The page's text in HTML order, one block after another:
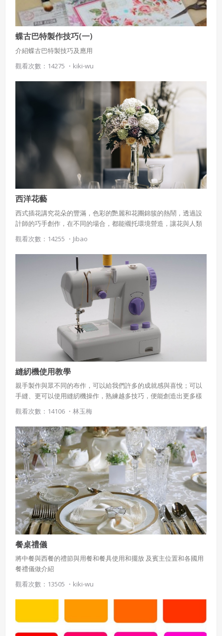
蝶古巴特製作技巧(一)
介紹蝶古巴特製技巧及應用
觀看次數：14275 ・ kiki-wu
西洋花藝
西式插花講究花朵的豐滿，色彩的艷麗和花團錦簇的熱鬧，透過設
計師的巧手創作，在不同的場合，都能襯托環境營造，讓花與人類
觀看次數：14255 ・ Jibao
縫紉機使用教學
親手製作與眾不同的布作，可以給我們許多的成就感與喜悅；可以
手縫、更可以使用縫紉機操作，熟練越多技巧，便能創造出更多樣
的作品形式。 但是剛開始接觸縫紉機的人們，面對一台精細而
陌生的工具，總是會有不知如何開始、正確操作的時候，對於縫紉
機的功能也是一知半解，一定能幫你解決所有縫紉的疑難雜症。
首先，書中先介紹了縫紉要準備的工具，拆線刀、滾刀、縫份
尺、尺寸板等必備工具的用法。緊接著介紹了縫紉機的構造，並說
明壓布腳的種類有哪些？上線穿線的順序為何等，雖然看起來很基
本，卻是最常遇到、也最需要被解決的困難，提供詳盡的圖文解
說，讓初學者也能輕鬆理解、立刻上手。 熟悉縫紉機的使用方
法後，葉慈慧老師告訴你如何進一步善用縫紉機的優點，做出各種
生活布作，從包包到抱枕窗簾，縫紉機真的沒有想像中那麼難喔！
掌握了各個關鍵，你一定可以完成各種漂亮花樣及款式，布作
的樂趣也能無止盡地玩下去囉！
觀看次數：14106 ・ 林玉梅
餐桌禮儀
將中餐與西餐的禮節與用餐和餐具使用和擺放 及賓主位置和各國用
餐禮儀做介紹
觀看次數：13505 ・ kiki-wu